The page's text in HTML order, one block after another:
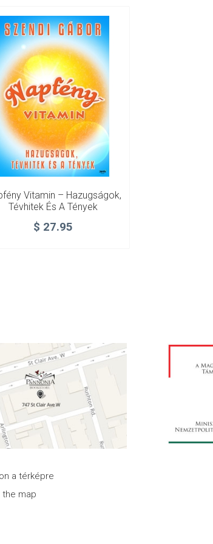
Vitamin – Hazugságok,
Tévhitek És A Tények
$ 27.95
a térképre
the map